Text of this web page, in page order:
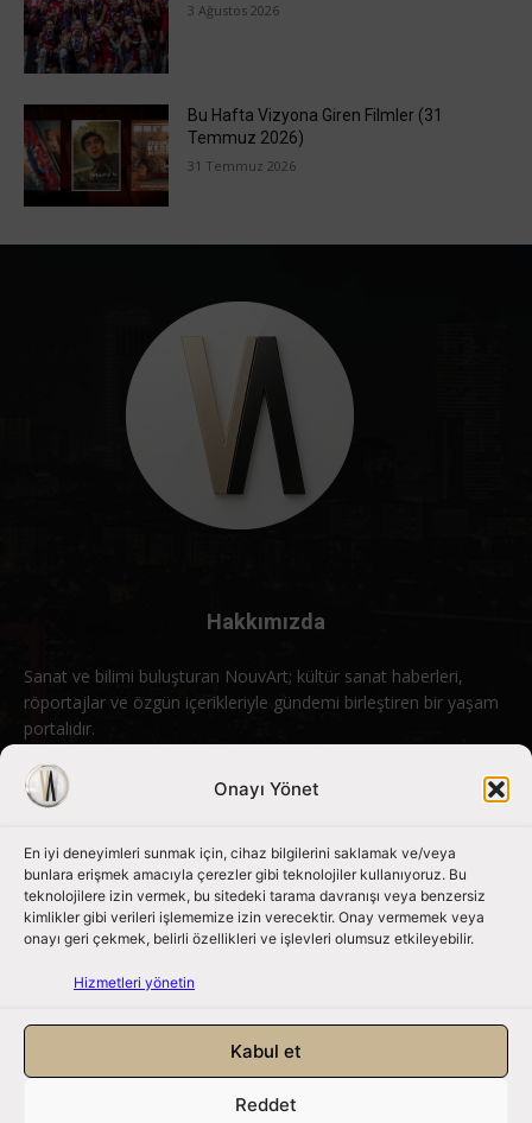
Onayı Yönet
En iyi deneyimleri sunmak için, cihaz bilgilerini saklamak ve/veya
bunlara erişmek amacıyla çerezler gibi teknolojiler kullanıyoruz. Bu
teknolojilere izin vermek, bu sitedeki tarama davranışı veya benzersiz
kimlikler gibi verileri işlememize izin verecektir. Onay vermemek veya
onayı geri çekmek, belirli özellikleri ve işlevleri olumsuz etkileyebilir.
Hizmetleri yönetin
Kabul et
Reddet
3 Ağustos 2026
Bu Hafta Vizyona Giren Filmler (31
Temmuz 2026)
31 Temmuz 2026
Hakkımızda
Sanat ve bilimi buluşturan NouvArt; kültür sanat haberleri,
röportajlar ve özgün içerikleriyle gündemi birleştiren bir yaşam
portalıdır.
Bizimle iletişime geçin: info@nouvart.net
Bizi Takip Edin